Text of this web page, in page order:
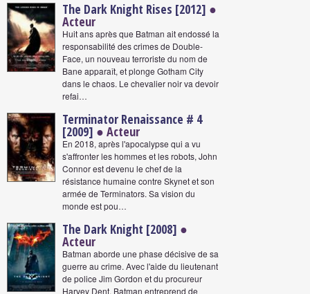
The Dark Knight Rises [2012] ●
Acteur
Huit ans après que Batman ait endossé la
responsabilité des crimes de Double-
Face, un nouveau terroriste du nom de
Bane apparaît, et plonge Gotham City
dans le chaos. Le chevalier noir va devoir
refai…
Terminator Renaissance # 4
[2009] ● Acteur
En 2018, après l'apocalypse qui a vu
s'affronter les hommes et les robots, John
Connor est devenu le chef de la
résistance humaine contre Skynet et son
armée de Terminators. Sa vision du
monde est pou…
The Dark Knight [2008] ●
Acteur
Batman aborde une phase décisive de sa
guerre au crime. Avec l'aide du lieutenant
de police Jim Gordon et du procureur
Harvey Dent, Batman entreprend de